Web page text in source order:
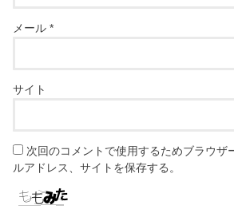
メール*
サイト
次回のコメントで使用するためブラウザ
ルアドレス、サイトを保存する。